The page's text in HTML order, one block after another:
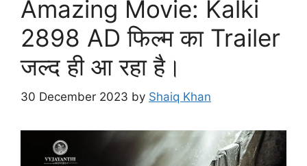
Amazing Movie: Kalki
2898 AD फिल्म का Trailer
जल्द ही आ रहा है।
30 December 2023 by Shaiq Khan